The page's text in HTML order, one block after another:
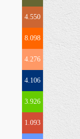
4.550
8.098
4.276
4.106
3.926
1.093